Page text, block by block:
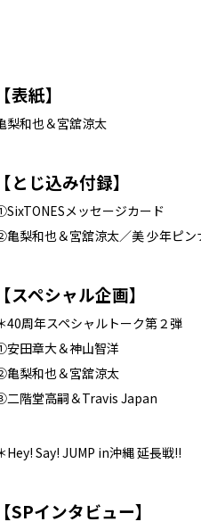
表紙】
梨和也＆宮舘涼太
とじ込み付録】
メッセージカード
梨和也＆宮舘涼太／美 少年ピン
スペシャル企画】
40周年スペシャルトーク第２弾
田章大＆神山智洋
梨和也＆宮舘涼太
階堂高嗣＆Travis Japan
Hey! Say! JUMP in沖縄 延長戦!!
SPインタビュー】